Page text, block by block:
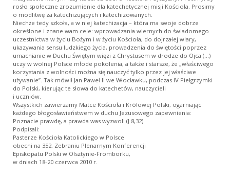
rosło społeczne zrozumienie dla katechetycznej misji Kościoła. Prosimy
o modlitwę za katechizujących i katechizowanych.
Niechże tedy szkoła, a w niej katechizacja – która ma swoje dobrze
określone i znane wam cele: wprowadzania wiernych do świadomego
uczestnictwa w życiu Bożym i w życiu Kościoła, do dojrzałej wiary,
ukazywania sensu ludzkiego życia, prowadzenia do świętości poprzez
umacnianie w Duchu Świętym więzi z Chrystusem w drodze do Ojca (…)
uczy w wolnej Polsce młode pokolenia, a także i starsze, że „właściwego
korzystania z wolności można się nauczyć tylko przez jej właściwe
używanie”. Tak mówił Jan Paweł II we Włocławku, podczas IV Pielgrzymki
do Polski, kierując te słowa do katechetów, nauczycieli
i uczniów.
Wszystkich zawierzamy Matce Kościoła i Królowej Polski, ogarniając
każdego błogosławieństwem w duchu Jezusowego zapewnienia:
Poznacie prawdę, a prawda was wyzwoli (J 8,32).
Podpisali:
Pasterze Kościoła Katolickiego w Polsce
obecni na 352. Zebraniu Plenarnym Konferencji
Episkopatu Polski w Olsztynie-Fromborku,
w dniach 18-20 czerwca 2010 r.